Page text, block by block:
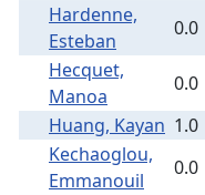
Hardenne,
Esteban
0.0
Hecquet,
Manoa
0.0
Huang, Kayan 1.0
Kechaoglou,
Emmanouil
0.0